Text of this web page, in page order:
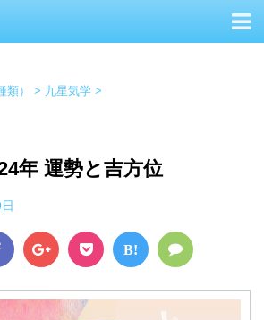
） > 九星気学 >
年 運勢と吉方位
B!